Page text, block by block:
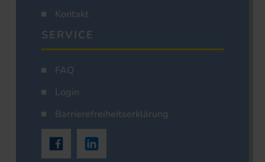
Kontakt
SERVICE
FAQ
Login
Barrierefreiheitserklärung